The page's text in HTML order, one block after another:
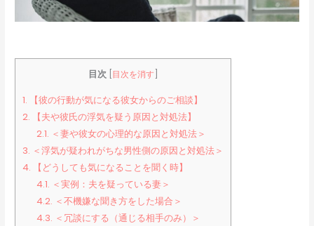
目次 目次を消す
1. 【彼の行動が気になる彼女からのご相談】
2. 【夫や彼氏の浮気を疑う原因と対処法】
2.1. ＜妻や彼女の心理的な原因と対処法＞
3. ＜浮気が疑われがちな男性側の原因と対処法＞
4. 【どうしても気になることを聞く時】
4.1. ＜実例：夫を疑っている妻＞
4.2. ＜不機嫌な聞き方をした場合＞
4.3. ＜冗談にする（通じる相手のみ）＞